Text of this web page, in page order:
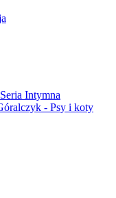
Intymna
- Psy i koty